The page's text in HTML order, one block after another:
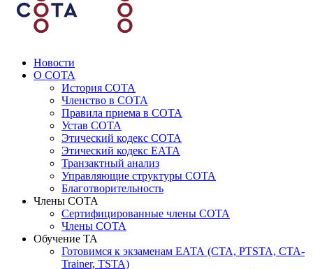
Новости
О СОТА
История СОТА
Членство в СОТА
Правила приема в СОТА
Устав СОТА
Этический кодекс СОТА
Этический кодекс ЕАТА
Транзактный анализ
Управляющие структуры СОТА
Благотворительность
Члены СОТА
Сертифицированные члены СОТА
Члены СОТА
Обучение ТА
Готовимся к экзаменам ЕАТА (СТА, PTSTA, СТА-
Trainer, TSTA)